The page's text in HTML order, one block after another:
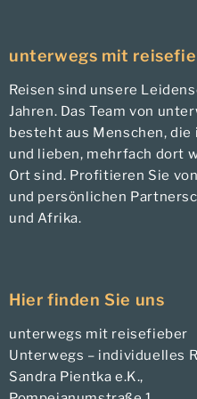
unterwegs mit
Reisen sind unsere
Jahren. Das Team von
besteht aus Menschen,
und lieben, mehrfach dort
Ort sind. Profitieren Sie
und persönlichen
und Afrika.
Hier finden Sie uns
unterwegs mit reisefieber
Unterwegs – individuelles
Sandra Pientka e.K.,